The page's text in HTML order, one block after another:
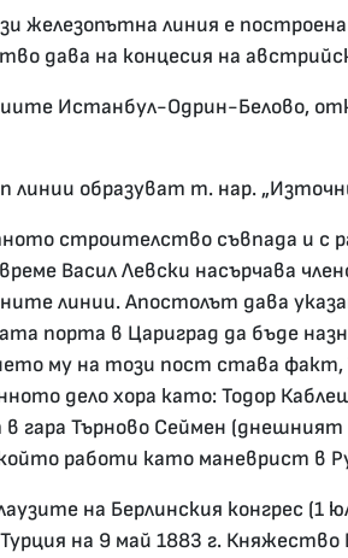
железопътна линия е
дава на концесия на
Истанбул-Одрин-Белово,
линии образуват т. нар.
строителство съвпада и с
Васил Левски насърчава
линии. Апостолът дава
порта в Цариград да бъде
му на този пост става
дело хора като: Тодор
гара Търново Сеймен
работи като маневрист в
на Берлинския конгрес
Турция на 9 май 1883 г.